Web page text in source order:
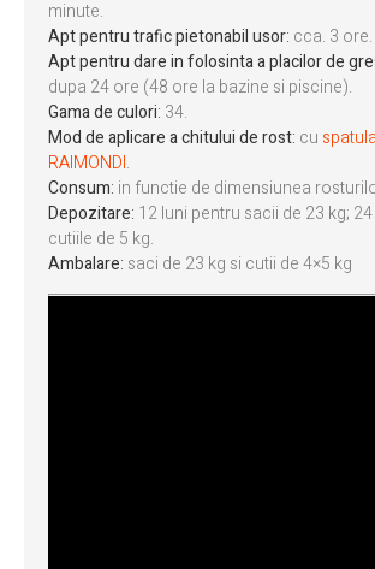
minute.
Apt pentru trafic pietonabil usor: cca. 3 ore.
Apt pentru dare in folosinta a placilor de
dupa 24 ore (48 ore la bazine si piscine).
Gama de culori: 34.
Mod de aplicare a chitului de rost: cu
RAIMONDI.
Consum: in functie de dimensiunea
Depozitare: 12 luni pentru sacii de 23 kg;
cutiile de 5 kg.
Ambalare: saci de 23 kg si cutii de 4×5 kg